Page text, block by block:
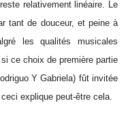
relativement linéaire. Le
tant de douceur, et peine à
les qualités musicales
ce choix de première partie
Y Gabriela) fût invitée
explique peut-être cela.